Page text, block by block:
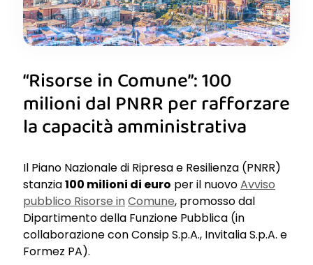
“Risorse in Comune”: 100
milioni dal PNRR per rafforzare
la capacità amministrativa
Il Piano Nazionale di Ripresa e Resilienza (PNRR)
stanzia100 milioni di euro per il nuovoAvviso
pubblico Risorse inComune, promosso dal
Dipartimento della Funzione Pubblica (in
collaborazione con Consip S.p.A., Invitalia S.p.A. e
Formez PA).